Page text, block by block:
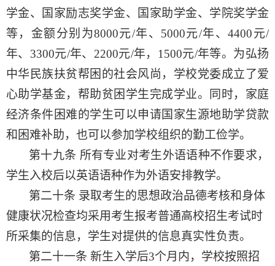
学金、国家励志奖学金、国家助学金、学院奖学金
等，金额分别为8000元/年、 5000元/年、4400元/
年、 3300元/年、 2200元/年， 1 500元/年等。为弘扬
中华民族扶贫帮困的社会风尚，学校党委成立了爱
心助学基金，帮助贫困学生完成学业。同时，家庭
经济条件困难的学生可以申请国家生源地助学贷款
和困难补助，也可以参加学校组织的勤工俭学。
第十九条 所有专业对考生外语语种不作要求，
学生入校后以英语语种作为外语安排教学。
第二十条 录取考生的思想政治品德考核和身体
健康状况检查均采用考生报考普通高校招生考试时
所采集的信息，学生对提供的信息真实性负责。
第二十一条 新生入学后3个月内，学校按照招